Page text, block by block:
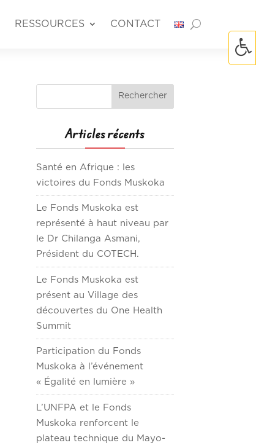
RESSOURCES CONTACT
Articles récents
Santé en Afrique : les
victoires du Fonds Muskoka
Le Fonds Muskoka est
représenté à haut niveau par
le Dr Chilanga Asmani,
Président du COTECH.
Le Fonds Muskoka est
présent au Village des
découvertes du One Health
Summit
Participation du Fonds
Muskoka à l’événement
« Égalité en lumière »
L’UNFPA et le Fonds
Muskoka renforcent le
plateau technique du Mayo-